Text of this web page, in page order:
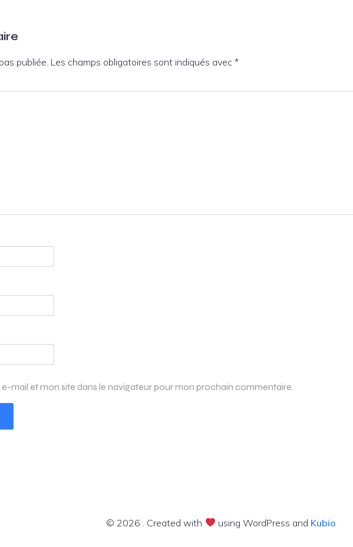
publiée. Les champs obligatoires sont indiqués avec *
mail et mon site dans le navigateur pour mon prochain commentaire.
© 2026 . Created with using WordPress and Kubio